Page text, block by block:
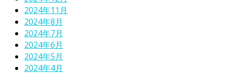
2024年11月
2024年8月
2024年7月
2024年6月
2024年5月
2024年4月